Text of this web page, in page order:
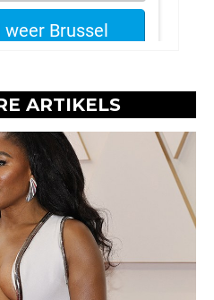
ARTIKELS